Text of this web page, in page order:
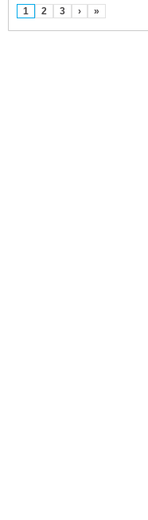
1 2 3 › »